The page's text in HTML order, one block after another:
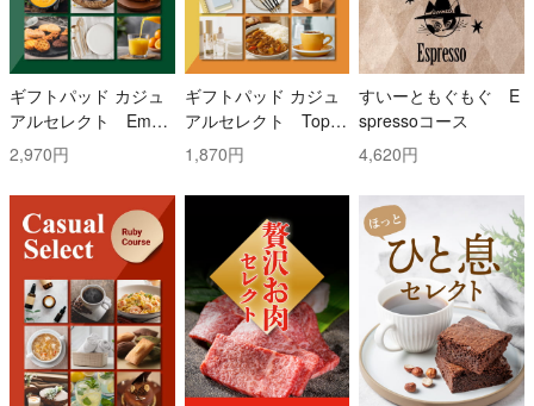
ギフトパッド カジュ
アルセレクト Emer
ald(エメラルド)コー
ス
2,970円
ギフトパッド カジュ
アルセレクト Topaz
(トパーズ)コース
1,870円
すいーともぐもぐ E
spressoコース
4,620円